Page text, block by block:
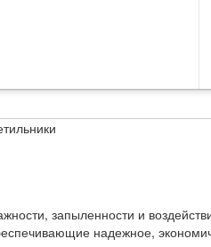
запыленности и
надежное,